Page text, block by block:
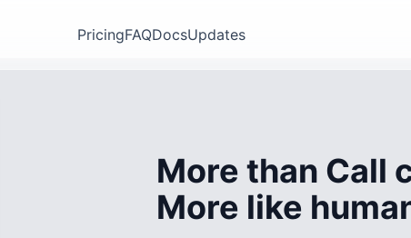
PricingFAQDocsUpdates
More than Call
More like